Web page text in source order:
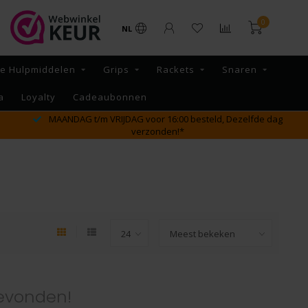
NL
0
Hulpmiddelen Grips Rackets Snaren
Loyalty
Cadeaubonnen
MAANDAG t/m VRIJDAG voor 16:00 besteld, Dezelfde dag
verzonden!*